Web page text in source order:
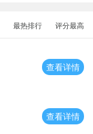
最热排行 评分最高
查看详情
查看详情